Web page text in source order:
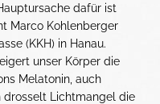
dafür ist
Marco Kohlenberger
(KKH) in Hanau.
unser Körper die
Melatonin, auch
drosselt Lichtmangel die